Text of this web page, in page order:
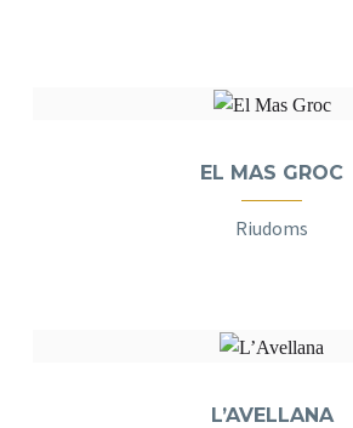
EL MAS GROC
Riudoms
L’AVELLANA